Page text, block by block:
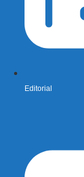
Editorial